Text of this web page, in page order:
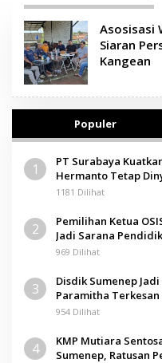
Asosisasi
Siaran
Kangean
Populer
1
PT Surabaya
Hermanto Tetap
Pamolokan
1181 Dilihat
2
Pemilihan Ketua
Jadi Sarana
969 Dilihat
3
Disdik Sumenep
Paramitha
954 Dilihat
4
KMP Mutiara
Sumenep, Ratusan